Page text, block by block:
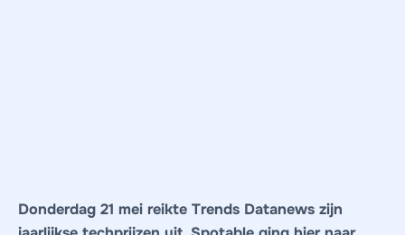
Donderdag 21 mei reikte Trends Datanews zijn